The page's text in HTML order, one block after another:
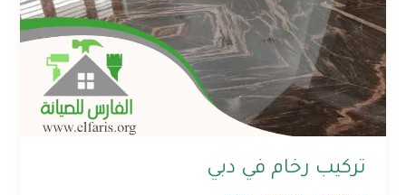
تركيب رخام في دبي